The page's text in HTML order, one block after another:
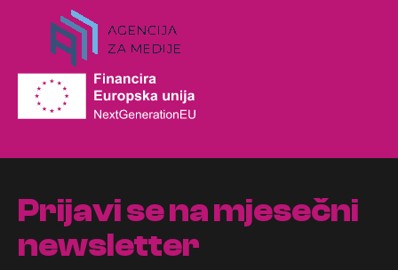
Prijavi se na mjesečni
newsletter